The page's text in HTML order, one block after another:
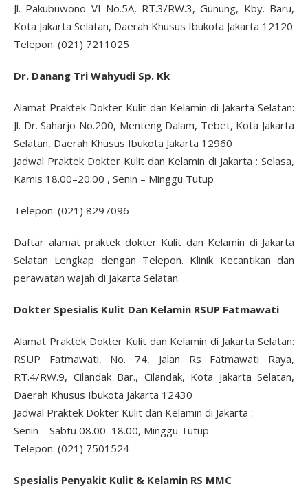
Jl. Pakubuwono VI No.5A, RT.3/RW.3, Gunung, Kby. Baru,
Kota Jakarta Selatan, Daerah Khusus Ibukota Jakarta 12120
Telepon: (021) 7211025
Dr. Danang Tri Wahyudi Sp. Kk
Alamat Praktek Dokter Kulit dan Kelamin di Jakarta Selatan:
Jl. Dr. Saharjo No.200, Menteng Dalam, Tebet, Kota Jakarta
Selatan, Daerah Khusus Ibukota Jakarta 12960
Jadwal Praktek Dokter Kulit dan Kelamin di Jakarta : Selasa,
Kamis 18.00–20.00 , Senin – Minggu Tutup
Telepon: (021) 8297096
Daftar alamat praktek dokter Kulit dan Kelamin di Jakarta
Selatan Lengkap dengan Telepon. Klinik Kecantikan dan
perawatan wajah di Jakarta Selatan.
Dokter Spesialis Kulit Dan Kelamin RSUP Fatmawati
Alamat Praktek Dokter Kulit dan Kelamin di Jakarta Selatan:
RSUP Fatmawati, No. 74, Jalan Rs Fatmawati Raya,
RT.4/RW.9, Cilandak Bar., Cilandak, Kota Jakarta Selatan,
Daerah Khusus Ibukota Jakarta 12430
Jadwal Praktek Dokter Kulit dan Kelamin di Jakarta :
Senin – Sabtu 08.00–18.00, Minggu Tutup
Telepon: (021) 7501524
Spesialis Penyakit Kulit & Kelamin RS MMC